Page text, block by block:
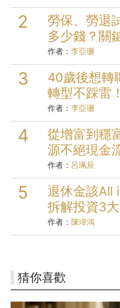
勞保、勞退
多少錢？關
作者： 李亞珊
40歲後想轉
轉型不踩雷！
作者： 李亞珊
從增富到穩
源不絕現金
作者： 呂珮辰
退休金該All
拆解投資3大
作者： 陳瑋鴻
猜你喜歡